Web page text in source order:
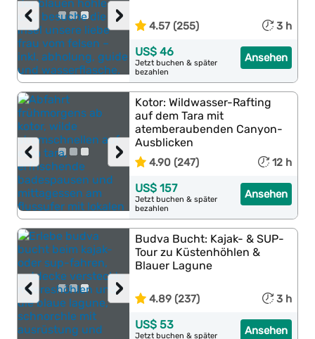
›
‹ 4.57 (255) 3 h
Ansehen
US$ 46
Jetzt buchen & später
bezahlen
›
‹
Kotor: Wildwasser-Rafting
auf dem Tara mit
atemberaubenden Canyon-
Ausblicken
4.90 (247) 12 h
Ansehen
US$ 157
Jetzt buchen & später
bezahlen
›
‹
Budva Bucht: Kajak- & SUP-
Tour zu Küstenhöhlen &
Blauer Lagune
4.89 (237) 3 h
Ansehen
US$ 53
Jetzt buchen & später